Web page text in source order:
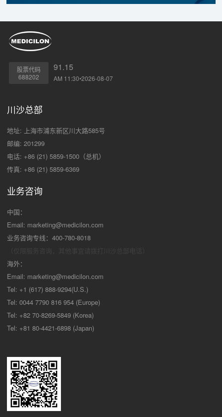
股票代码
688202
91.15
AM 11:30•2026-08-07
川沙总部
地址: 上海市浦东新区川大路585号
邮编: 201299
电话: +86 (21) 5859-1500（总机）
传真: +86 (21) 5859-6369
业务咨询
中国：
Email: marketing@medicilon.com
业务咨询专线：400-780-8018
海外：
Email: marketing@medicilon.com
Tel: +1 (617) 888-9294(U.S.)
Tel: 0044 7790 816 954 (Europe)
Tel: +82 70-8269-5849 (Korea)
Tel: +81 80-4421-6898 (Japan)